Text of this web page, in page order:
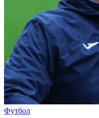
Футбол